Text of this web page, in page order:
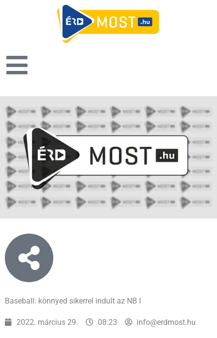
Baseball: könnyed sikerrel indult az NB I
2022. március 29. 08:23 info@erdmost.hu